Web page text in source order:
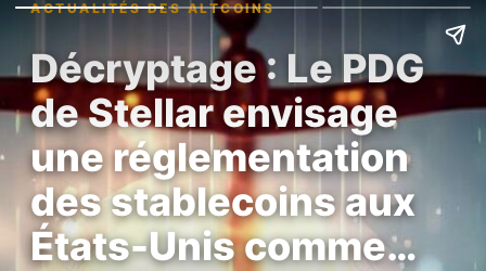
ACTUALITÉS DES ALTCOINS
Décryptage : Le PDG
de Stellar envisage
une réglementation
des stablecoins aux
États-Unis comme…